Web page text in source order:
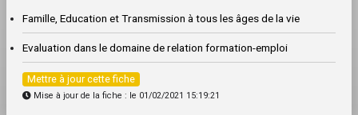
Famille, Education et Transmission à tous les âges de la vie
Evaluation dans le domaine de relation formation-emploi
Mettre à jour cette fiche
Mise à jour de la fiche : le 01/02/2021 15:19:21